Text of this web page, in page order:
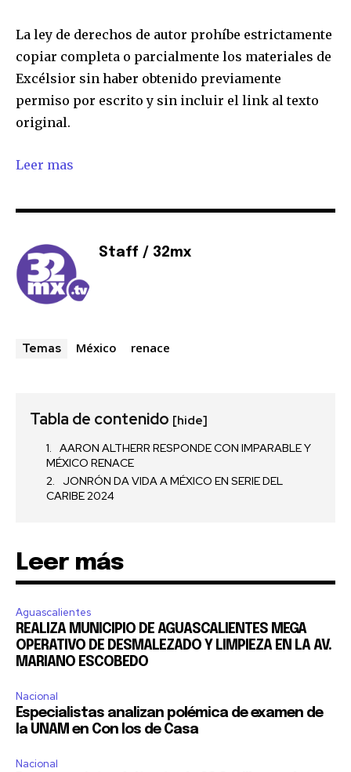
La ley de derechos de autor prohíbe estrictamente
copiar completa o parcialmente los materiales de
Excélsior sin haber obtenido previamente
permiso por escrito y sin incluir el link al texto
original.
Leer mas
Staff / 32mx
Temas México renace
Tabla de contenido [hide]
AARON ALTHERR RESPONDE CON IMPARABLE Y
MÉXICO RENACE
JONRÓN DA VIDA A MÉXICO EN SERIE DEL
CARIBE 2024
Leer más
Aguascalientes
REALIZA MUNICIPIO DE AGUASCALIENTES MEGA
OPERATIVO DE DESMALEZADO Y LIMPIEZA EN LA AV.
MARIANO ESCOBEDO
Nacional
Especialistas analizan polémica de examen de
la UNAM en Con los de Casa
Nacional